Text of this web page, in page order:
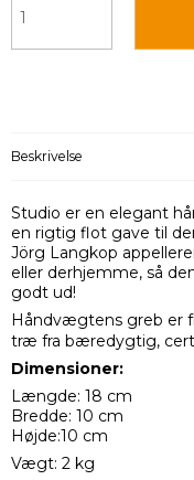
Beskrivelse
Studio er en elegant
en rigtig flot gave til
Jörg Langkop
eller derhjemme, så
godt ud!
Håndvægtens greb er
træ fra bæredygtig,
Dimensioner:
Længde: 18 cm
Bredde: 10 cm
Højde:10 cm
Vægt: 2 kg